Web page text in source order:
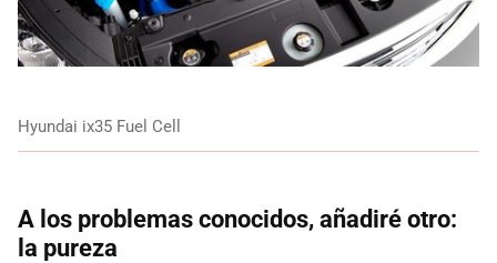
Hyundai ix35 Fuel Cell
A los problemas conocidos, añadiré otro:
la pureza